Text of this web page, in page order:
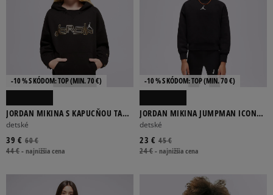
-10 % S KÓDOM: TOP (MIN. 70 €)
JORDAN MIKINA S KAPUCŇOU TAKE
FLIGHT SNAP GIRL
detské
60 €
39 €
44 €-najnižšia cena
-10 % S KÓDOM: TOP (MIN. 70 €)
JORDAN MIKINA JUMPMAN ICON
PLAY CREW GIRL
detské
45 €
23 €
24 €-najnižšia cena